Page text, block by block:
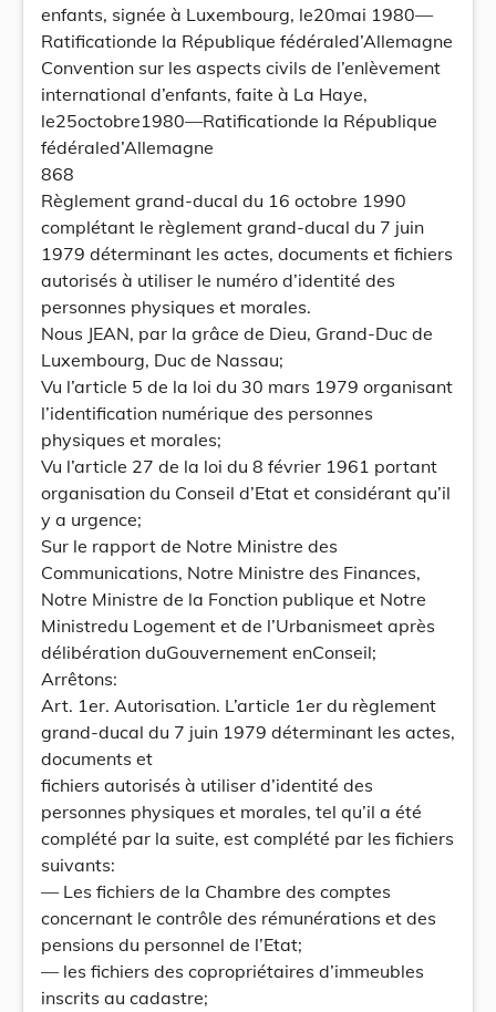
enfants, signée à Luxembourg, le20mai 1980—
Ratificationde la République fédéraled’Allemagne
Convention sur les aspects civils de l’enlèvement
international d’enfants, faite à La Haye,
le25octobre1980—Ratificationde la République
fédéraled’Allemagne
868
Règlement grand-ducal du 16 octobre 1990
complétant le règlement grand-ducal du 7 juin
1979 déterminant les actes, documents et fichiers
autorisés à utiliser le numéro d’identité des
personnes physiques et morales.
Nous JEAN, par la grâce de Dieu, Grand-Duc de
Luxembourg, Duc de Nassau;
Vu l’article 5 de la loi du 30 mars 1979 organisant
l’identification numérique des personnes
physiques et morales;
Vu l’article 27 de la loi du 8 février 1961 portant
organisation du Conseil d’Etat et considérant qu’il
y a urgence;
Sur le rapport de Notre Ministre des
Communications, Notre Ministre des Finances,
Notre Ministre de la Fonction publique et Notre
Ministredu Logement et de l’Urbanismeet après
délibération duGouvernement enConseil;
Arrêtons:
Art. 1er. Autorisation. L’article 1er du règlement
grand-ducal du 7 juin 1979 déterminant les actes,
documents et
fichiers autorisés à utiliser d’identité des
personnes physiques et morales, tel qu’il a été
complété par la suite, est complété par les fichiers
suivants:
— Les fichiers de la Chambre des comptes
concernant le contrôle des rémunérations et des
pensions du personnel de l’Etat;
— les fichiers des copropriétaires d’immeubles
inscrits au cadastre;